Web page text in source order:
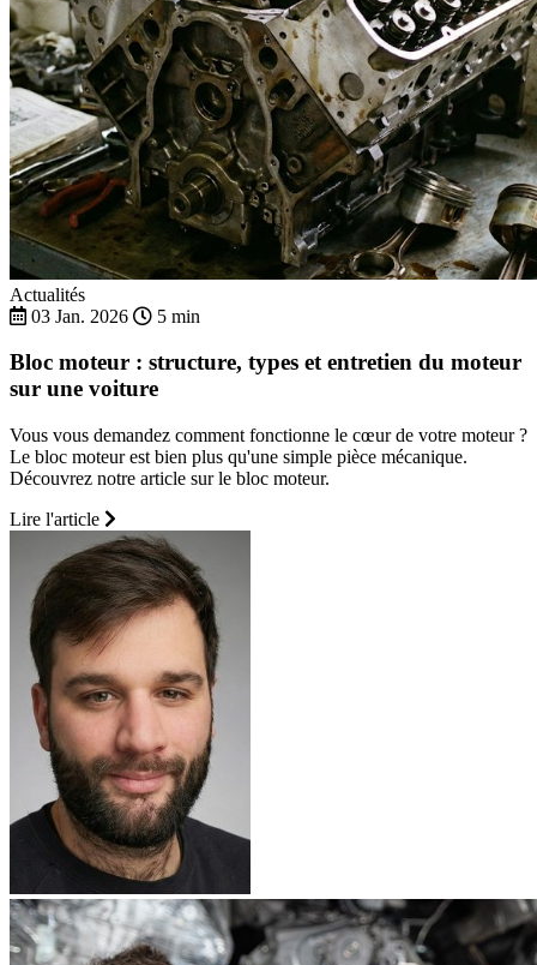
Actualités
03 Jan. 2026
5 min
Bloc moteur : structure, types et entretien du moteur
sur une voiture
Vous vous demandez comment fonctionne le cœur de votre moteur ?
Le bloc moteur est bien plus qu'une simple pièce mécanique.
Découvrez notre article sur le bloc moteur.
Lire l'article